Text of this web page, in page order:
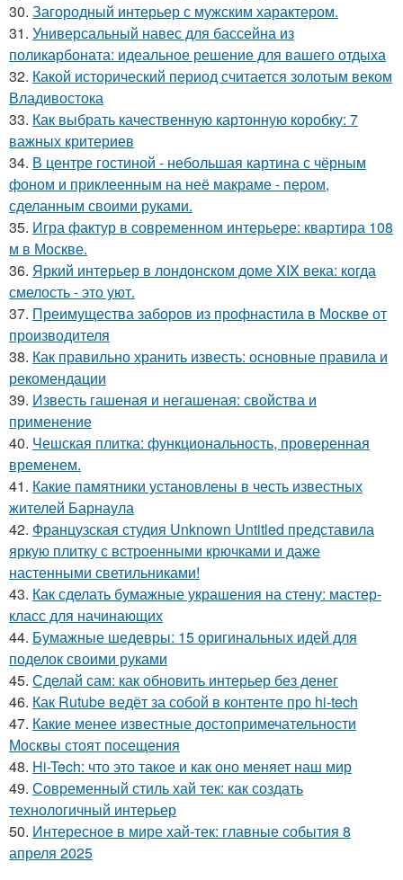
30. Загородный интерьер с мужским характером.
31. Универсальный навес для бассейна из
поликарбоната: идеальное решение для вашего отдыха
32. Какой исторический период считается золотым веком
Владивостока
33. Как выбрать качественную картонную коробку: 7
важных критериев
34. В центре гостиной - небольшая картина с чёрным
фоном и приклеенным на неё макраме - пером,
сделанным своими руками.
35. Игра фактур в современном интерьере: квартира 108
м в Москве.
36. Яркий интерьер в лондонском доме XIX века: когда
смелость - это уют.
37. Преимущества заборов из профнастила в Москве от
производителя
38. Как правильно хранить известь: основные правила и
рекомендации
39. Известь гашеная и негашеная: свойства и
применение
40. Чешская плитка: функциональность, проверенная
временем.
41. Какие памятники установлены в честь известных
жителей Барнаула
42. Французская студия Unknown Untitled представила
яркую плитку с встроенными крючками и даже
настенными светильниками!
43. Как сделать бумажные украшения на стену: мастер-
класс для начинающих
44. Бумажные шедевры: 15 оригинальных идей для
поделок своими руками
45. Сделай сам: как обновить интерьер без денег
46. Как Rutube ведёт за собой в контенте про hi-tech
47. Какие менее известные достопримечательности
Москвы стоят посещения
48. Hi-Tech: что это такое и как оно меняет наш мир
49. Современный стиль хай тек: как создать
технологичный интерьер
50. Интересное в мире хай-тек: главные события 8
апреля 2025